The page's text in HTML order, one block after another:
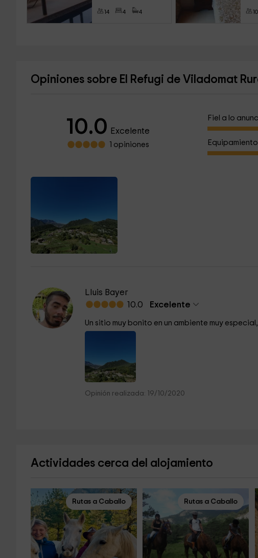
14 4 4 10
Opiniones sobre El Refugi de Viladomat
10.0 Excelente
1 opiniones
Fiel a lo
Equipamiento
Lluis Bayer
10.0 Excelente
Un sitio muy bonito en un ambiente muy
Opinión realizada: 19/10/2020
Actividades cerca del alojamiento
Rutas a Caballo Rutas a Caballo